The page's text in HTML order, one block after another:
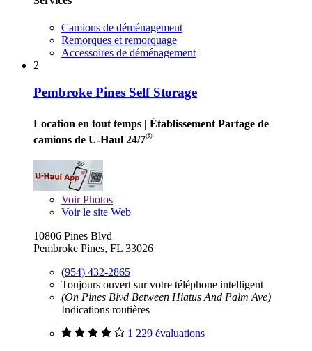
Camions de déménagement
Remorques et remorquage
Accessoires de déménagement
2
Pembroke Pines Self Storage
Location en tout temps | Établissement Partage de
camions de U-Haul 24/7®
VoirPhotos
Voir le site Web
10806 Pines Blvd
Pembroke Pines, FL 33026
(954) 432-2865
Toujours ouvert sur votre téléphone intelligent
(On Pines Blvd Between Hiatus And Palm Ave)
Indications routières
1 229 évaluations